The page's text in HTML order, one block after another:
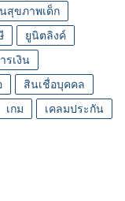
สุขภาพเด็ก
ยูนิตลิงค์
รเงิน
สินเชื่อบุคคล
เกม
เคลมประกัน